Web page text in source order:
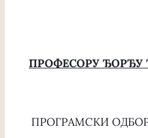
ПРОФЕСОРУ ЂОРЂУ
ПРОГРАМСКИ